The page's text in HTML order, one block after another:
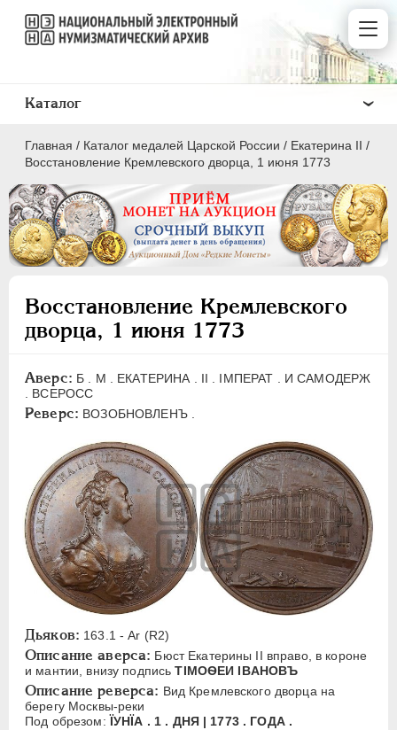
Главная / Каталог медалей Царской России / Екатерина II /
Восстановление Кремлевского дворца, 1 июня 1773
Восстановление Кремлевского
дворца, 1 июня 1773
Аверс: Б . М . ЕКАТЕРИНА . II . IМПЕРАТ . И САМОДЕРЖ
. ВСЕРОСС
Реверс: ВОЗОБНОВЛЕНЪ .
Дьяков: 163.1 - Ar (R2)
Описание аверса: Бюст Екатерины II вправо, в короне
и мантии, внизу подписьТIМОѲЕИ IBAHOBЪ
Описание реверса: Вид Кремлевского дворца на
берегу Москвы-реки
Под обрезом: ÏУHÏА . 1 . ДНЯ | 1773 . ГОДА .
Каталог
ВСЕ
ЕКАТЕРИНА I 1725-1727
ПЕТР II 1727-1729
ИОАНН АНТОНОВИЧ 1740-1741
ЕЛИЗАВЕТА 1741-1762
ЕКАТЕРИНА II 1762-1796
Латинская надпись
A B C E F G H
I
L M N O P R S
T
Русская надпись
А Б В Г Д Е З И
К
Л
О П
Х
Я